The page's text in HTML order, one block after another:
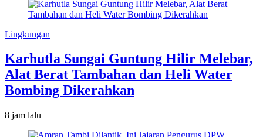
Lingkungan
Karhutla Sungai Guntung Hilir Melebar,
Alat Berat Tambahan dan Heli Water
Bombing Dikerahkan
8 jam lalu